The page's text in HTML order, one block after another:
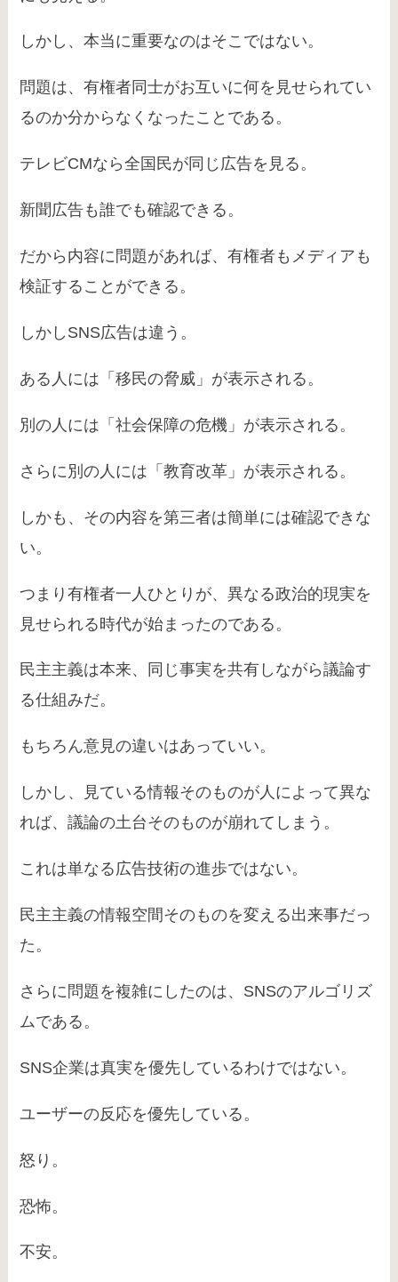
しかし、本当に重要なのはそこではない。
問題は、有権者同士がお互いに何を見せられてい
るのか分からなくなったことである。
テレビCMなら全国民が同じ広告を見る。
新聞広告も誰でも確認できる。
だから内容に問題があれば、有権者もメディアも
検証することができる。
しかしSNS広告は違う。
ある人には「移民の脅威」が表示される。
別の人には「社会保障の危機」が表示される。
さらに別の人には「教育改革」が表示される。
しかも、その内容を第三者は簡単には確認できな
い。
つまり有権者一人ひとりが、異なる政治的現実を
見せられる時代が始まったのである。
民主主義は本来、同じ事実を共有しながら議論す
る仕組みだ。
もちろん意見の違いはあっていい。
しかし、見ている情報そのものが人によって異な
れば、議論の土台そのものが崩れてしまう。
これは単なる広告技術の進歩ではない。
民主主義の情報空間そのものを変える出来事だっ
た。
さらに問題を複雑にしたのは、SNSのアルゴリズ
ムである。
SNS企業は真実を優先しているわけではない。
ユーザーの反応を優先している。
怒り。
恐怖。
不安。